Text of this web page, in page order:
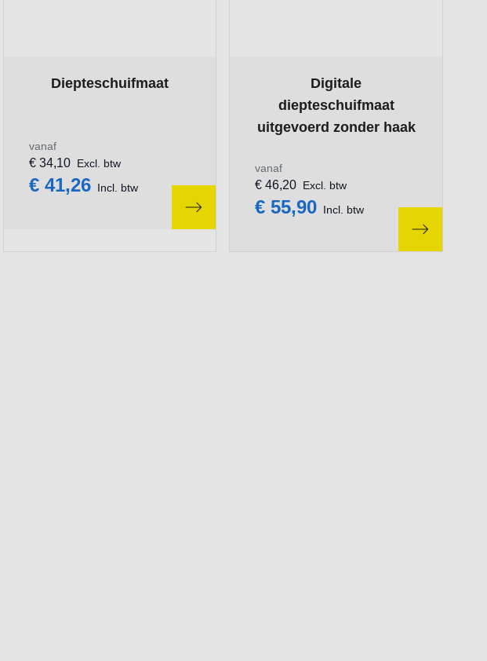
Diepteschuifmaat
vanaf
€ 41,26 Incl. btw
€ 34,10 Excl. btw
Digitale
diepteschuifmaat
uitgevoerd zonder haak
vanaf
€ 55,90 Incl. btw
€ 46,20 Excl. btw